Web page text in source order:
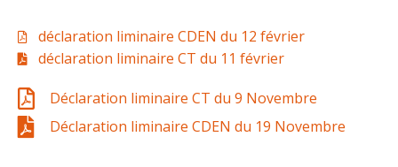
déclaration liminaire CDEN du 12 février
déclaration liminaire CT du 11 février
Déclaration liminaire CT du 9 Novembre
Déclaration liminaire CDEN du 19 Novembre